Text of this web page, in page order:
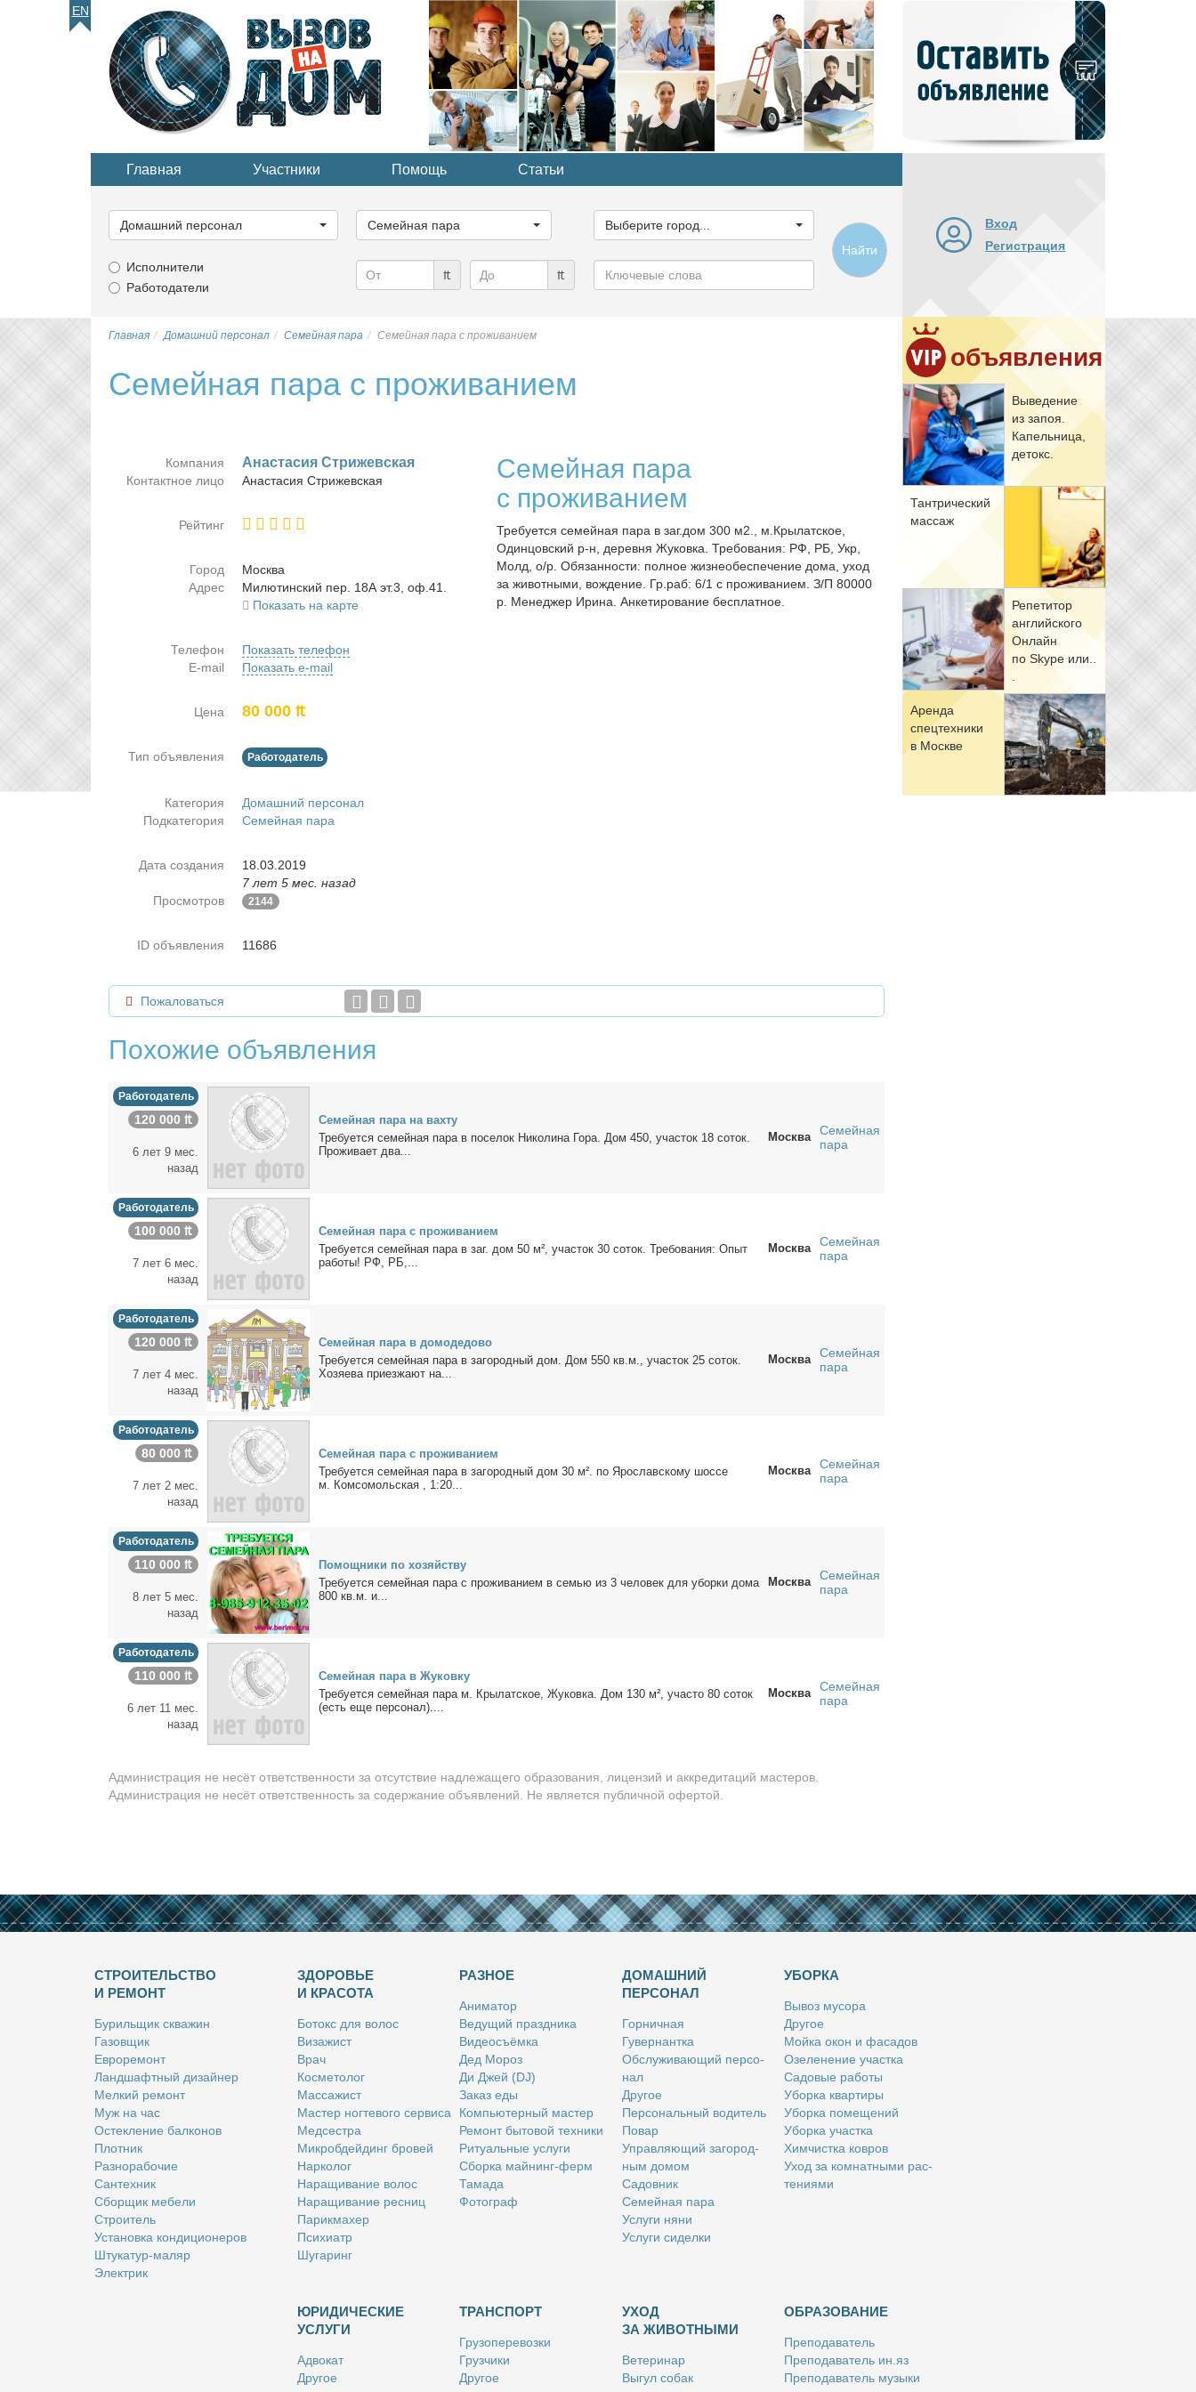
EN
объявление
Главная Участники Помощь Статьи
категорию...
Домашний персонал
категорию...
Семейная пара
город...
Выберите город...
Исполнители
Работодатели
₶ ₶
Ключевые
слова
Найти
Вход
Регистрация
объявления
Вы­ве­де­ние
из за­поя.
Ка­пель­ни­ца,
де­токс.
Тан­три­че­ский
мас­саж
Ре­пе­ти­тор
ан­глий­ско­го
Он­лайн
по Skype или..
Арен­да
спец­тех­ни­ки
в Москве
Главная Домашний персонал Семейная пара Семейная пара с проживанием
Семейная пара с проживанием
Семейная пара
с проживанием
Требуется семейная пара в заг.дом 300 м2., м.Крылатское,
Одинцовский р-н, деревня Жуковка. Требования: РФ, РБ, Укр,
Молд, о/р. Обязанности: полное жизнеобеспечение дома, уход
за животными, вождение. Гр.раб: 6/1 с проживанием. З/П 80000
р. Менеджер Ирина. Анкетирование бесплатное.
Компания Ана­ста­сия Стри­жев­ская
Контактное лицо Ана­ста­сия Стри­жев­ская
Рейтинг
Город
Москва
Адрес
Ми­лю­тин­ский пер. 18А эт.3, оф.41.
Показать на карте
Телефон
Показать телефон
E-mail
Показать e-mail
Цена 80 000 ₶
Тип объявления Работодатель
Категория
Домашний персонал
Подкатегория
Семейная пара
Дата создания
18.03.2019
7 лет 5 мес. назад
Просмотров
2144
ID объявления 11686
Пожаловаться
Похожие объявления
Работодатель
120 000 ₶
6 лет 9 мес.
назад
Се­мей­ная па­ра на вах­ту
Тре­бу­ет­ся се­мей­ная па­ра в по­се­лок Ни­ко­ли­на Го­ра. Дом 450, уча­сток 18 со­ток.
Про­жи­ва­ет два...
Москва
Семейная
пара
Работодатель
100 000 ₶
7 лет 6 мес.
назад
Се­мей­ная па­ра с про­жи­ва­ни­ем
Тре­бу­ет­ся се­мей­ная па­ра в заг. дом 50 м², уча­сток 30 со­ток. Тре­бо­ва­ния: Опыт
ра­бо­ты! РФ, РБ,...
Москва
Семейная
пара
Работодатель
120 000 ₶
7 лет 4 мес.
назад
Се­мей­ная па­ра в до­мо­де­до­во
Тре­бу­ет­ся се­мей­ная па­ра в за­го­род­ный дом. Дом 550 кв.м., уча­сток 25 со­ток.
Хо­зя­е­ва при­ез­жа­ют на...
Москва
Семейная
пара
Работодатель
80 000 ₶
7 лет 2 мес.
назад
Се­мей­ная па­ра с про­жи­ва­ни­ем
Тре­бу­ет­ся се­мей­ная па­ра в за­го­род­ный дом 30 м². по Яро­слав­ско­му шос­се
м. Ком­со­моль­ская , 1:20...
Москва
Семейная
пара
Работодатель
110 000 ₶
8 лет 5 мес.
назад
По­мощ­ни­ки по хо­зяй­ству
Тре­бу­ет­ся се­мей­ная па­ра с про­жи­ва­ни­ем в се­мью из 3 че­ло­век для убор­ки до­ма
800 кв.м. и...
Москва
Семейная
пара
Работодатель
110 000 ₶
6 лет 11 мес.
назад
Се­мей­ная па­ра в Жу­ков­ку
Тре­бу­ет­ся се­мей­ная па­ра м. Кры­лат­ское, Жу­ков­ка. Дом 130 м², уча­сто 80 со­ток
(есть еще пер­со­нал)....
Москва
Семейная
пара
Администрация не несёт ответственности за отсутствие надлежащего образования, лицензий и аккредитаций мастеров.
Администрация не несёт ответственность за содержание объявлений. Не является публичной офертой.
СТРОИТЕЛЬСТВО
И РЕМОНТ
Бу­риль­щик сква­жин
Га­зов­щик
Ев­ро­ре­монт
Ланд­шафт­ный ди­зай­нер
Мел­кий ре­монт
Муж на час
Остек­ле­ние бал­ко­нов
Плот­ник
Раз­но­ра­бо­чие
Сан­тех­ник
Сбор­щик ме­бе­ли
Стро­и­тель
Уста­нов­ка кон­ди­ци­о­не­ров
Шту­ка­тур-ма­ляр
Элек­трик
ЗДОРОВЬЕ
И КРАСОТА
Бо­токс для во­лос
Ви­за­жист
Врач
Кос­ме­то­лог
Мас­са­жист
Ма­стер ног­те­во­го сер­ви­са
Мед­сест­ра
Мик­роб­дей­динг бро­вей
Нар­ко­лог
На­ра­щи­ва­ние во­лос
На­ра­щи­ва­ние рес­ниц
Па­рик­махер
Пси­хи­атр
Шу­га­ринг
РАЗНОЕ
Ани­ма­тор
Ве­ду­щий празд­ни­ка
Ви­део­съём­ка
Дед Мо­роз
Ди Джей (DJ)
За­каз еды
Ком­пью­тер­ный ма­стер
Ре­монт бы­то­вой тех­ни­ки
Ри­ту­аль­ные услу­ги
Сбор­ка май­нинг-ферм
Та­ма­да
Фо­то­граф
ДОМАШНИЙ
ПЕРСОНАЛ
Гор­нич­ная
Гу­вер­нант­ка
Об­слу­жи­ва­ю­щий пер­со­
нал
Дру­гое
Пер­со­наль­ный во­ди­тель
По­вар
Управ­ля­ю­щий за­го­род­
ным до­мом
Са­дов­ник
Се­мей­ная па­ра
Услу­ги ня­ни
Услу­ги си­дел­ки
УБОРКА
Вы­воз му­со­ра
Дру­гое
Мой­ка окон и фа­са­дов
Озе­ле­не­ние участ­ка
Са­до­вые ра­бо­ты
Убор­ка квар­ти­ры
Убор­ка по­ме­ще­ний
Убор­ка участ­ка
Хим­чист­ка ков­ров
Уход за ком­нат­ны­ми рас­
те­ни­я­ми
ЮРИДИЧЕСКИЕ
УСЛУГИ
Адво­кат
Дру­гое
ТРАНСПОРТ
Гру­зо­пе­ре­воз­ки
Груз­чи­ки
Дру­гое
УХОД
ЗА ЖИВОТНЫМИ
Ве­те­ри­нар
Вы­гул со­бак
ОБРАЗОВАНИЕ
Пре­по­да­ва­тель
Пре­по­да­ва­тель ин.яз
Пре­по­да­ва­тель му­зы­ки